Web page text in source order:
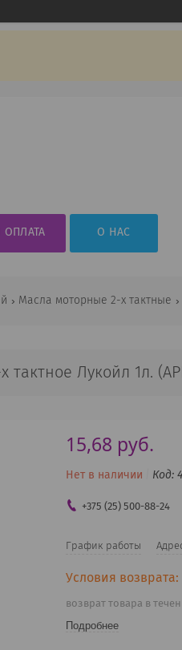
ОПЛАТА О НАС
Масла моторные 2-х тактные
Лукойл 1л.
15,68 руб.
Нет в наличии Код:
+375 (25) 500-88-24
График работы
возврат товара в
Подробнее